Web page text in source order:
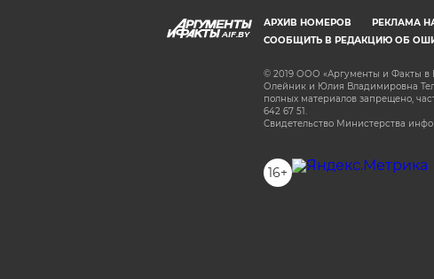
AIF.BY
АРХИВ НОМЕРОВ РЕКЛАМА
СООБЩИТЬ В РЕДАКЦИЮ ОБ
© 2019 ООО «Аргументы и Факты в
Олейник и Юлия Владимировна
полных материалов запрещено,
642 67 51.
Свидетельство Министерства
16+